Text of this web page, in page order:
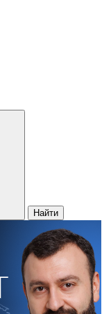
Найти